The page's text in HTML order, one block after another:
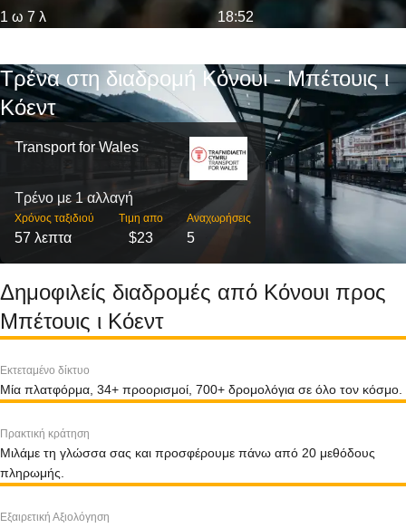
1 ω 7 λ 18:52
Τρένα στη διαδρομή Κόνουι - Μπέτουις ι
Κόεντ
Transport for Wales
Τρένο με 1 αλλαγή
Χρόνος ταξιδιού
57 λεπτα
Τιμη απο
$23
Αναχωρήσεις
5
Δημοφιλείς διαδρομές από Κόνουι προς
Μπέτουις ι Κόεντ
Εκτεταμένο δίκτυο
Μία πλατφόρμα, 34+ προορισμοί, 700+ δρομολόγια σε όλο τον κόσμο.
Πρακτική κράτηση
Μιλάμε τη γλώσσα σας και προσφέρουμε πάνω από 20 μεθόδους
πληρωμής.
Εξαιρετική Αξιολόγηση